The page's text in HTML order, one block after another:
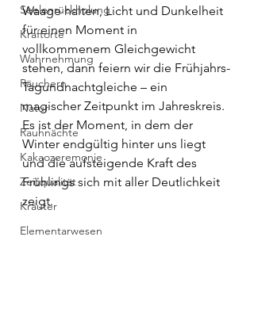
Seelenrückholung
Kraftorte
Wahrnehmung
Räuchern
Natur
Rauhnächte
Kakaozeremonie
Zeitqualität
Kräuter
Elementarwesen
Waage halten, Licht und Dunkelheit
für einen Moment in
vollkommenem Gleichgewicht
stehen, dann feiern wir die Frühjahrs-
Tagundnachtgleiche – ein
magischer Zeitpunkt im Jahreskreis.
Es ist der Moment, in dem der
Winter endgültig hinter uns liegt
und die aufsteigende Kraft des
Frühlings sich mit aller Deutlichkeit
zeigt.